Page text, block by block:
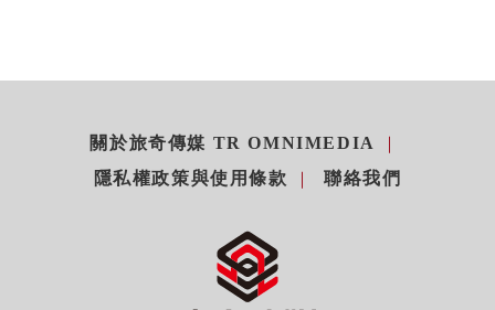
關於旅奇傳媒 TR OMNIMEDIA
隱私權政策與使用條款
聯絡我們